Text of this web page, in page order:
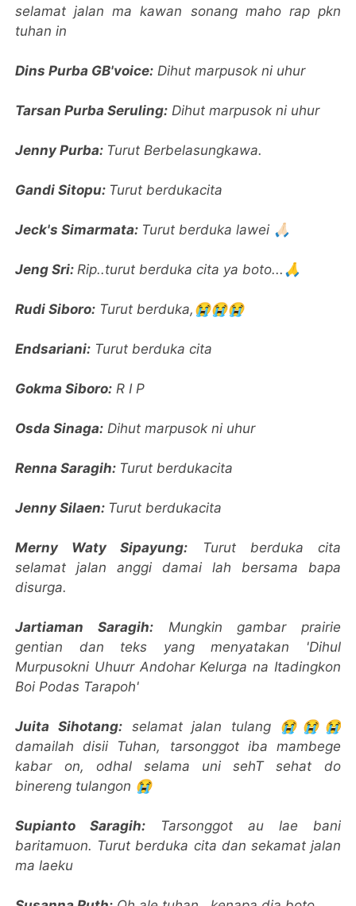
selamat jalan ma kawan sonang maho rap pkn
tuhan in
Dins Purba GB'voice: Dihut marpusok ni uhur
Tarsan Purba Seruling: Dihut marpusok ni uhur
Jenny Purba: Turut Berbelasungkawa.
Gandi Sitopu: Turut berdukacita
Jeck's Simarmata: Turut berduka lawei 🙏🏻
Jeng Sri: Rip..turut berduka cita ya boto...🙏
Rudi Siboro: Turut berduka,😭😭😭
Endsariani: Turut berduka cita
Gokma Siboro: R I P
Osda Sinaga: Dihut marpusok ni uhur
Renna Saragih: Turut berdukacita
Jenny Silaen: Turut berdukacita
Merny Waty Sipayung: Turut berduka cita
selamat jalan anggi damai lah bersama bapa
disurga.
Jartiaman Saragih: Mungkin gambar prairie
gentian dan teks yang menyatakan 'Dihul
Murpusokni Uhuưr Andohar Kelurga na Itadingkon
Boi Podas Tarapoh'
Juita Sihotang: selamat jalan tulang 😭😭😭
damailah disii Tuhan, tarsonggot iba mambege
kabar on, odhal selama uni sehT sehat do
binereng tulangon 😭
Supianto Saragih: Tarsonggot au lae bani
baritamuon. Turut berduka cita dan sekamat jalan
ma laeku